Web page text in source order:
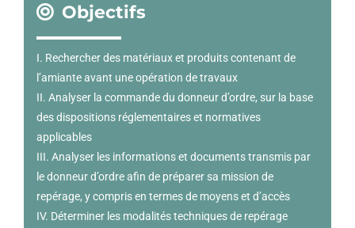
Objectifs
I. Rechercher des matériaux et produits contenant de
l’amiante avant une opération de travaux
II. Analyser la commande du donneur d’ordre, sur la base
des dispositions réglementaires et normatives
applicables
III. Analyser les informations et documents transmis par
le donneur d’ordre afin de préparer sa mission de
repérage, y compris en termes de moyens et d’accès
IV. Déterminer les modalités techniques de repérage